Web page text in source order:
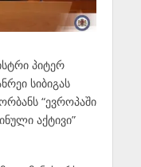
პიტერ
სიბიგას
“ევროპაში
აქტივი”